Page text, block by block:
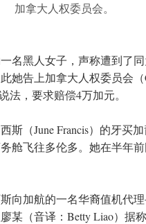
加拿大人权委员会。
名黑人女子，声称遭到了
她告上加拿大人权委员会（
法，要求赔偿4万加元。
斯（June Francis）的牙买
舱飞往多伦多。她在半年
向加航的一名华裔值机代
某（音译：Betty Liao）据